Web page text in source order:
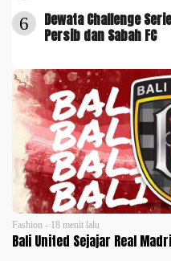
6
Dewata Challenge
Persib dan Sabah FC
Fashion - 18 menit lalu
Bali United Sejajar Real